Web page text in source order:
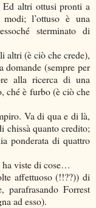
Ed altri ottusi pronti a
l’ottuso è una
sterminato di
altri (è ciò che crede),
domande (sempre per
alla ricerca di una
ché è furbo (è ciò che
Va di qua e di là,
chissà quanto credito;
ponderata di quattro
ha viste di cose…
affettuoso (!!??)) di
parafrasando Forrest
ad esso).